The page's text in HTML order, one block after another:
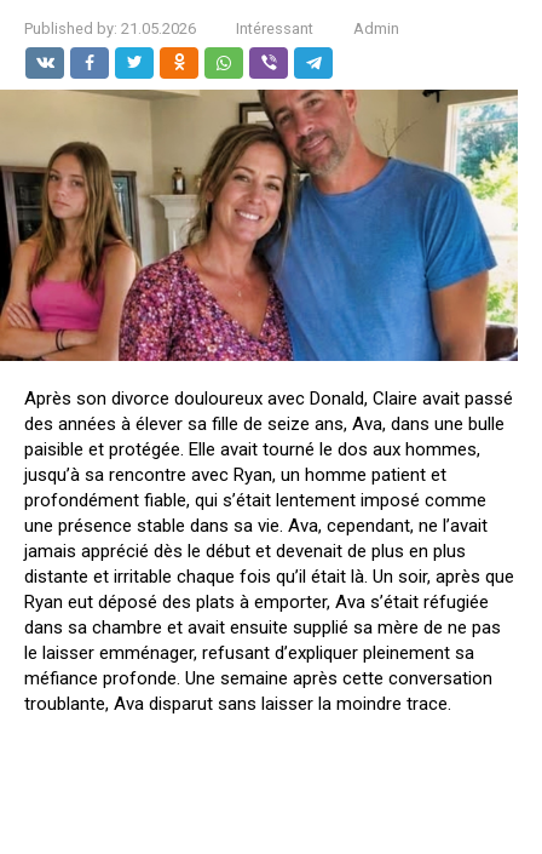
Published by: 21.05.2026 Intéressant Admin
Après son divorce douloureux avec Donald, Claire avait passé
des années à élever sa fille de seize ans, Ava, dans une bulle
paisible et protégée. Elle avait tourné le dos aux hommes,
jusqu’à sa rencontre avec Ryan, un homme patient et
profondément fiable, qui s’était lentement imposé comme
une présence stable dans sa vie. Ava, cependant, ne l’avait
jamais apprécié dès le début et devenait de plus en plus
distante et irritable chaque fois qu’il était là. Un soir, après que
Ryan eut déposé des plats à emporter, Ava s’était réfugiée
dans sa chambre et avait ensuite supplié sa mère de ne pas
le laisser emménager, refusant d’expliquer pleinement sa
méfiance profonde. Une semaine après cette conversation
troublante, Ava disparut sans laisser la moindre trace.